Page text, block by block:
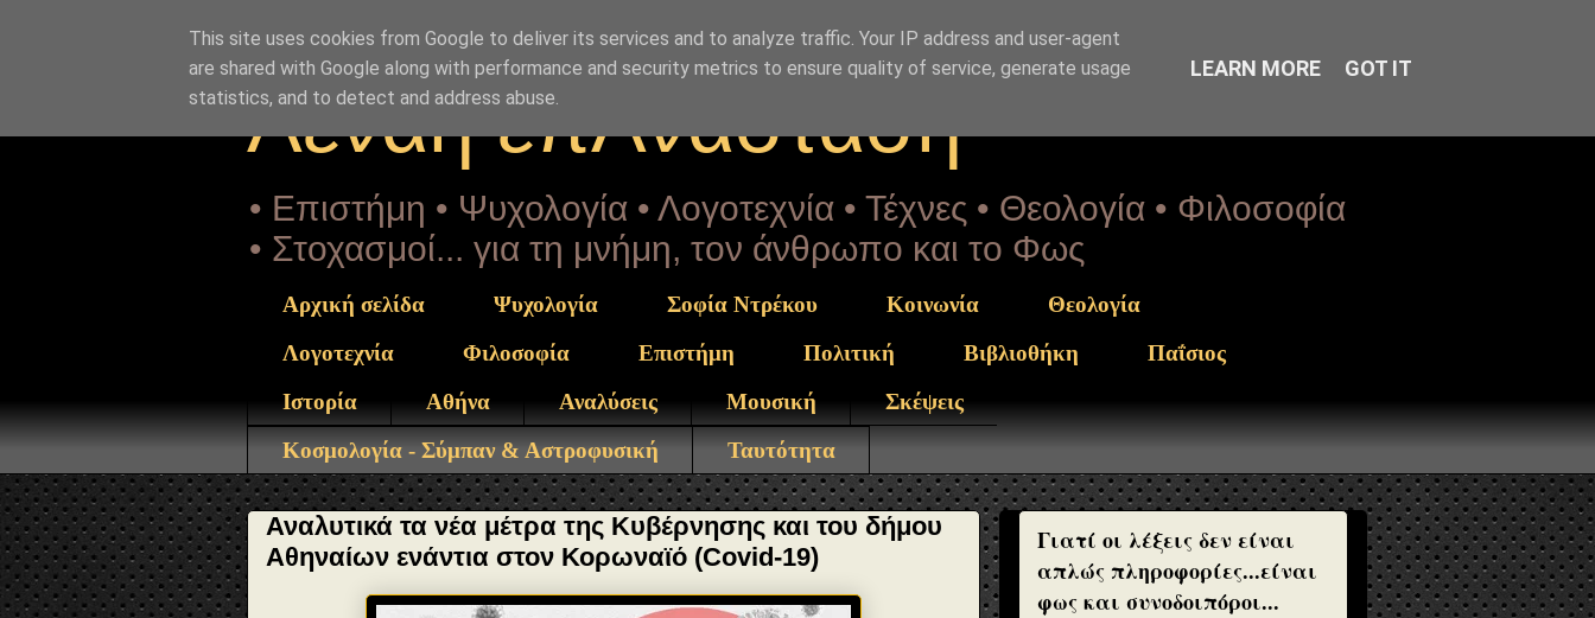
ta-14-metra-toy-dimoy-athinaion-enantia-ston-io.html" } }
Αέναη επΑνάσταση
• Επιστήμη • Ψυχολογία • Λογοτεχνία • Τέχνες • Θεολογία • Φιλοσοφία
• Στοχασμοί... για τη μνήμη, τον άνθρωπο και το Φως
Αρχική σελίδα Ψυχολογία Σοφία Ντρέκου Κοινωνία
Θεολογία
Λογοτεχνία
Φιλοσοφία Επιστήμη Πολιτική Βιβλιοθήκη
Παΐσιος
Ιστορία
Αθήνα Αναλύσεις Μουσική
Σκέψεις
Κοσμολογία - Σύμπαν & Αστροφυσική
Ταυτότητα
Αναλυτικά τα νέα μέτρα της Κυβέρνησης και του δήμου
Αθηναίων ενάντια στον Κορωναϊό (Covid-19)
Γιατί οι λέξεις δεν είναι
απλώς πληροφορίες...είναι
φως και συνοδοιπόροι...
This site uses cookies from Google to deliver its services and to analyze traffic. Your IP address and user-agent
are shared with Google along with performance and security metrics to ensure quality of service, generate usage
statistics, and to detect and address abuse.
LEARN MORE GOT IT